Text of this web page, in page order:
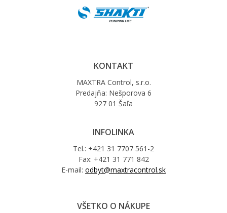
KONTAKT
MAXTRA Control, s.r.o.
Predajňa: Nešporova 6
927 01 Šaľa
INFOLINKA
Tel.: +421 31 7707 561-2
Fax: +421 31 771 842
E-mail: odbyt@maxtracontrol.sk
VŠETKO O NÁKUPE